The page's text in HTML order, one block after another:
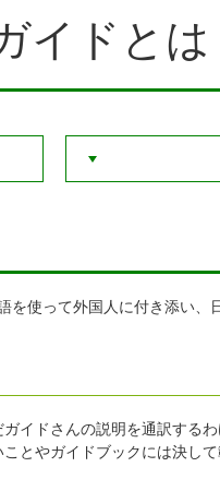
イドとは
を使って外国人に付き添い
イドさんの説明を通訳する
とやガイドブックには決し